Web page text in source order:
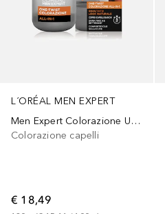
L´ORÉAL MEN EXPERT
Men Expert Colorazione Uomo One-Twist All-in-One
Colorazione capelli
€ 18,49